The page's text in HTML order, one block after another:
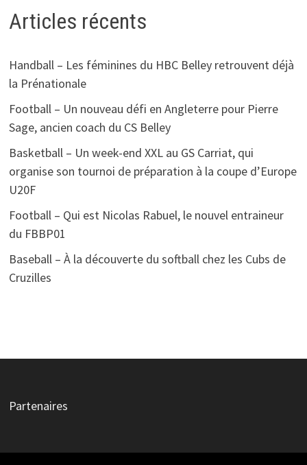
Articles récents
Handball – Les féminines du HBC Belley retrouvent déjà
la Prénationale
Football – Un nouveau défi en Angleterre pour Pierre
Sage, ancien coach du CS Belley
Basketball – Un week-end XXL au GS Carriat, qui
organise son tournoi de préparation à la coupe d’Europe
U20F
Football – Qui est Nicolas Rabuel, le nouvel entraineur
du FBBP01
Baseball – À la découverte du softball chez les Cubs de
Cruzilles
Partenaires